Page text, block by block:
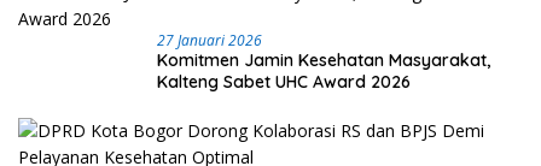
27 Januari 2026
Komitmen Jamin Kesehatan Masyarakat,
Kalteng Sabet UHC Award 2026